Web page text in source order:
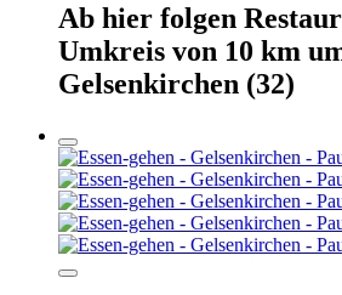
Ab hier folgen
Umkreis von 10 km
Gelsenkirchen (32)